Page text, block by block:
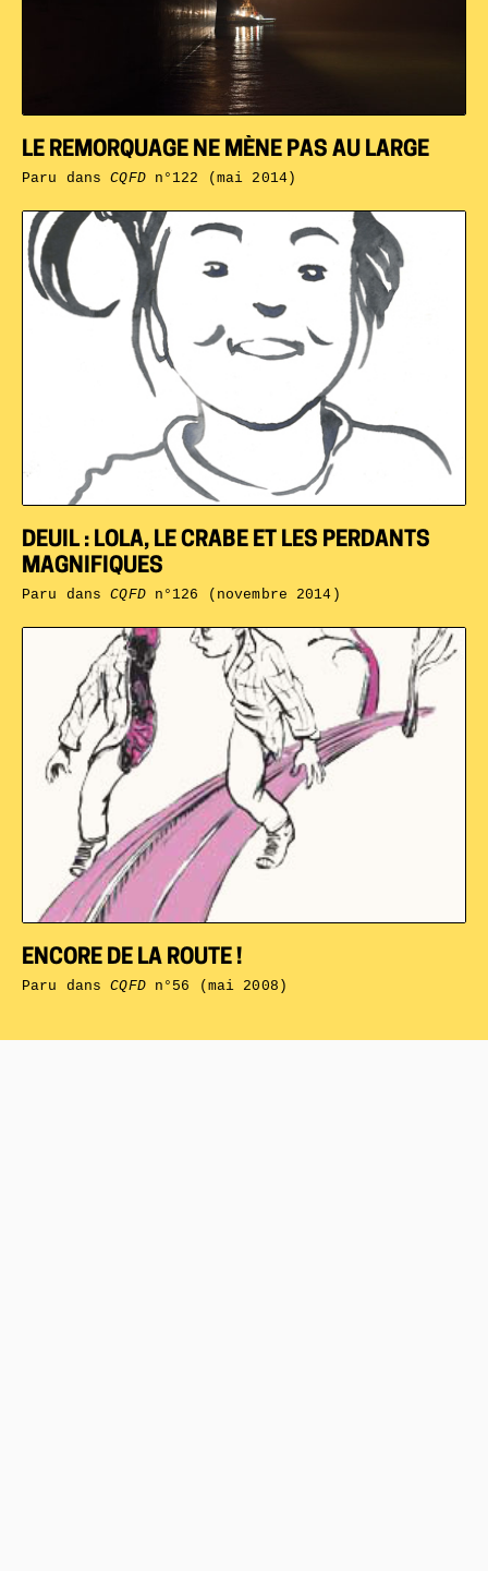
ENCORE DE LA ROUTE !
Paru dansCQFDn°56 (mai 2008)
DEUIL : LOLA, LE CRABE ET LES PERDANTS
MAGNIFIQUES
Paru dansCQFDn°126 (novembre 2014)
LE REMORQUAGE NE MÈNE PAS AU LARGE
Paru dansCQFDn°122 (mai 2014)